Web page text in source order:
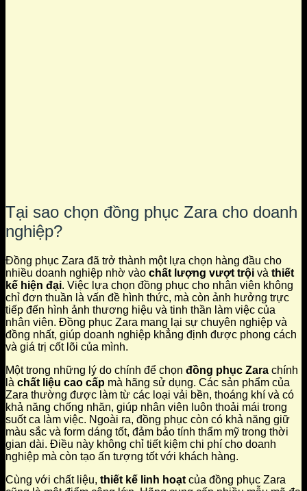
Tại sao chọn đồng phục Zara cho doanh
nghiệp?
Đồng phục Zara đã trở thành một lựa chọn hàng đầu cho
nhiều doanh nghiệp nhờ vào chất lượng vượt trội và thiết
kế hiện đại. Việc lựa chọn đồng phục cho nhân viên không
chỉ đơn thuần là vấn đề hình thức, mà còn ảnh hưởng trực
tiếp đến hình ảnh thương hiệu và tinh thần làm việc của
nhân viên. Đồng phục Zara mang lại sự chuyên nghiệp và
đồng nhất, giúp doanh nghiệp khẳng định được phong cách
và giá trị cốt lõi của mình.
Một trong những lý do chính để chọn đồng phục Zara chính
là chất liệu cao cấp mà hãng sử dụng. Các sản phẩm của
Zara thường được làm từ các loại vải bền, thoáng khí và có
khả năng chống nhăn, giúp nhân viên luôn thoải mái trong
suốt ca làm việc. Ngoài ra, đồng phục còn có khả năng giữ
màu sắc và form dáng tốt, đảm bảo tính thẩm mỹ trong thời
gian dài. Điều này không chỉ tiết kiệm chi phí cho doanh
nghiệp mà còn tạo ấn tượng tốt với khách hàng.
Cùng với chất liệu, thiết kế linh hoạt của đồng phục Zara